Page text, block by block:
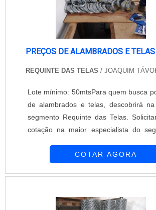
PREÇOS DE ALAMBRADOS E TELAS
REQUINTE DAS TELAS / JOAQUIM
Lote mínimo: 50mtsPara quem busca
de alambrados e telas, descobrirá
segmento Requinte das Telas.
cotação na maior especialista do
área de atuação.É importante
materiais, além de evitar prejuízos com
COTAR AGORA